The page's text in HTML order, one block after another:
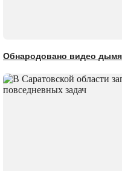
Обнародовано видео